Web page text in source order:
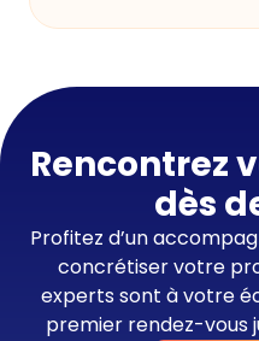
Rencontrez
dès
Profitez d’un
concrétiser votre
experts sont à votre
premier rendez-vous